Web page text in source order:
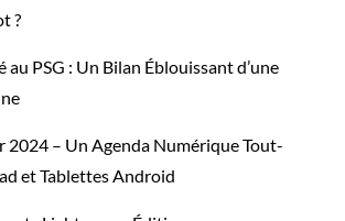
?
au PSG : Un Bilan Éblouissant d’une
2024 – Un Agenda Numérique Tout-
et Tablettes Android